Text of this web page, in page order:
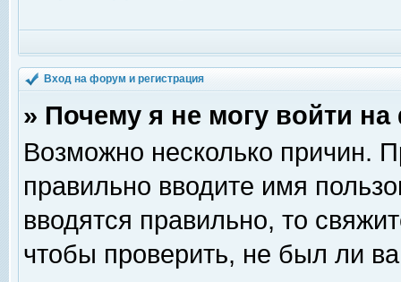
Вход на форум и регистрация
» Почему я не могу войти
Возможно несколько причин.
правильно вводите имя
вводятся правильно, то
чтобы проверить, не был ли